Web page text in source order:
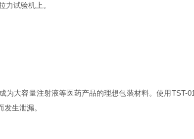
力试验机上。
为大容量注射液等医药产品的理想包装材料。使用TST-
生泄漏。